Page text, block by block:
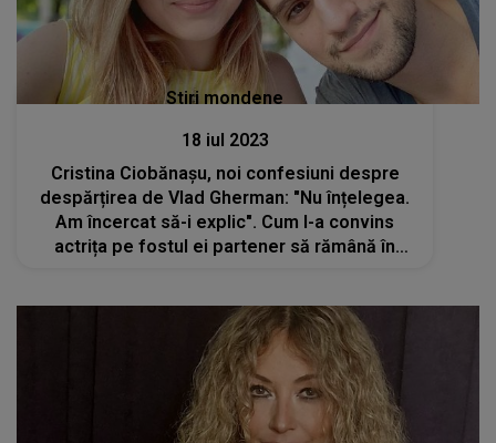
Stiri mondene
18 iul 2023
Cristina Ciobănașu, noi confesiuni despre
despărțirea de Vlad Gherman: "Nu înțelegea.
Am încercat să-i explic". Cum l-a convins
actrița pe fostul ei partener să rămână în